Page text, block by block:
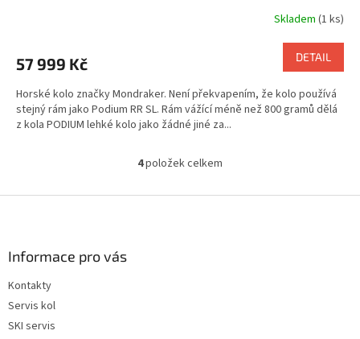
Skladem (1 ks)
57 999 Kč DETAIL
Horské kolo značky Mondraker. Není překvapením, že kolo používá
stejný rám jako Podium RR SL. Rám vážící méně než 800 gramů dělá
z kola PODIUM lehké kolo jako žádné jiné za...
O
l
4položek celkem
Informace pro vás
Kontakty
Servis kol
SKI servis